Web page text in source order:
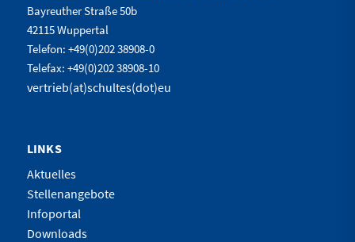
Bayreuther Straße 50b
42115 Wuppertal
Telefon: +49(0)202 38908-0
Telefax: +49(0)202 38908-10
vertrieb(at)schultes(dot)eu
LINKS
Aktuelles
Stellenangebote
Infoportal
Downloads